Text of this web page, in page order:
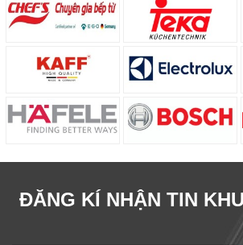
ĐĂNG KÍ NHẬN TIN